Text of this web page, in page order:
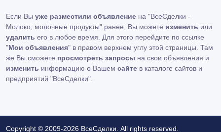
Если Вы уже разместили объявление на "ВсеСделки -
Молоко, молочные продукты" ранее, Вы можете изменить или
удалить его в любое время. Для этого перейдите по ссылке
"Мои объявления" в правом верхнем углу этой страницы. Там
же Вы сможете просмотреть запросы на свои объявления и
изменить информацию о Вашем сайте в каталоге сайтов и
предприятий "ВсеСделки".
Copyright © 2009-2026 ВсеСделки. All rights reserved.